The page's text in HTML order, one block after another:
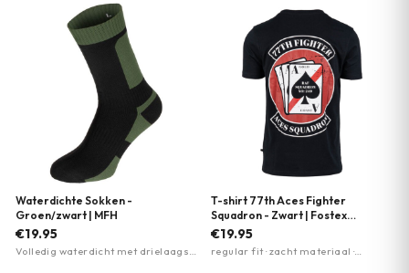
onderdelen) · Stevige sluiting
Waterdichte Sokken -
Groen/zwart | MFH
€19.95
Volledig waterdicht met drielaagse
T-shirt 77th Aces Fighter
Squadron - Zwart | Fostex
Garments
€19.95
regular fit · zacht materiaal ·